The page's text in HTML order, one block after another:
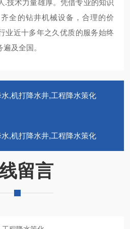
.技术力量雄厚。凭借专业的知识
全的钻井机械设备，合理的价
业近十多年之久优质的服务始终
及全国。
,机打降水井,工程降水策化
,机打降水井,工程降水策化
留言